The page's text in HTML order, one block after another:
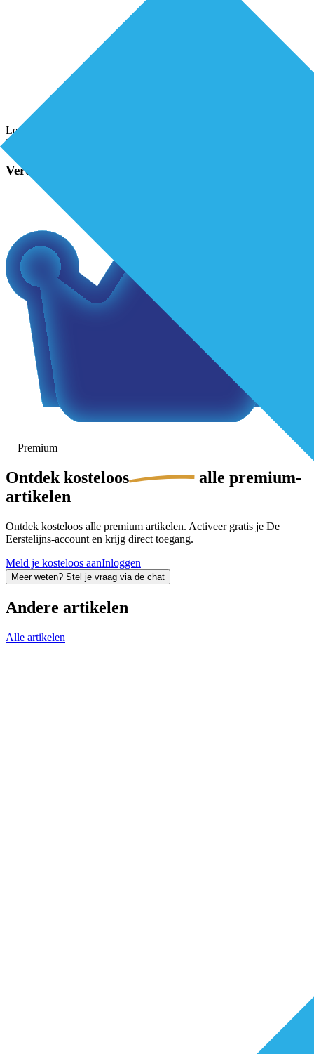
Lees hier de hele column! 2.1 premium artikel, 08-07-24, Column
Maarten Bergman- Single Point of SolutionionDownloaden
Verder lezen?
Premium
Ontdek kosteloos
alle premium-
artikelen
Ontdek kosteloos alle premium artikelen. Activeer gratis je De
Eerstelijns-account en krijg direct toegang.
Meld je kosteloos aanInloggen
Meer weten? Stel je vraag via de chat
Andere artikelen
Alle artikelen